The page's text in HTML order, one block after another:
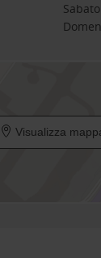
Sabato
Visualizza